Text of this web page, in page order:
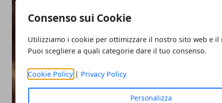
Consenso sui Cookie
Utilizziamo i cookie per ottimizzare il nostro sito web e il
Puoi scegliere a quali categorie dare il tuo consenso.
Cookie Policy| Privacy Policy
Personalizza